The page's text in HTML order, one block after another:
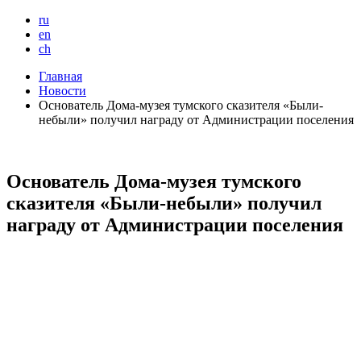
ru
en
ch
Главная
Новости
Основатель Дома-музея тумского сказителя «Были-
небыли» получил награду от Администрации поселения
Основатель Дома-музея тумского
сказителя «Были-небыли» получил
награду от Администрации поселения